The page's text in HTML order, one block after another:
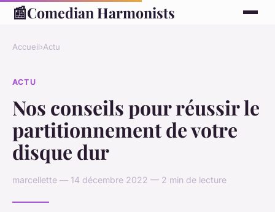
📰Comedian Harmonists
Accueil›Actu
ACTU
Nos conseils pour réussir le
partitionnement de votre
disque dur
marcellette — 14 décembre 2022 — 2 min de lecture